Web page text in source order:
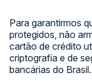
Para garantirmos
protegidos, não
cartão de crédito
criptografia e de
bancárias do Brasil.